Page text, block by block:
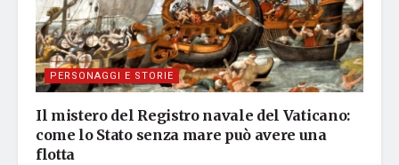
PERSONAGGI E STORIE
Il mistero del Registro navale del Vaticano:
come lo Stato senza mare può avere una
flotta